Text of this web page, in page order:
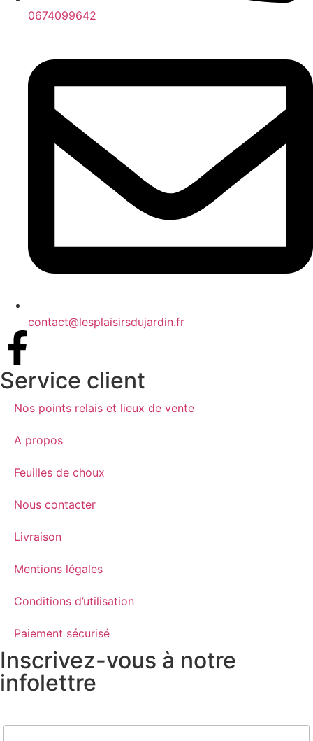
0674099642
contact@lesplaisirsdujardin.fr
Service client
Nos points relais et lieux de vente
A propos
Feuilles de choux
Nous contacter
Livraison
Mentions légales
Conditions d’utilisation
Paiement sécurisé
Inscrivez-vous à notre
infolettre